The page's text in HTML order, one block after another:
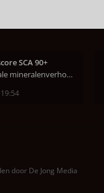
SCA 90+
Wat is de optimale mineralenverhouding volgens j
door De Jong Media